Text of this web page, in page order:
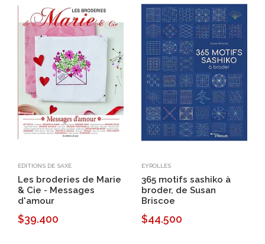
EDITIONS DE SAXE
Les broderies de Marie
& Cie - Messages
d'amour
$39.400
EYROLLES
365 motifs sashiko à
broder, de Susan
Briscoe
$44.500